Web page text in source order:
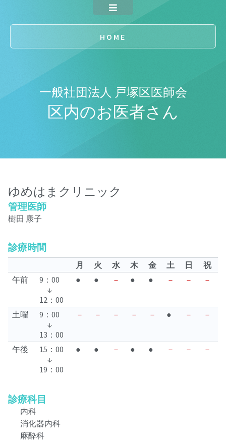
HOME
一般社団法人 戸塚区医師会
区内のお医者さん
ゆめはまクリニック
管理医師
樹田 康子
診療時間
月 火 水 木 金 土 日
祝
午前
9：00
↓
12：00
● ● － ● ● － － －
土曜
9：00
↓
13：00
－ － － － － ● － －
午後
15：00
↓
19：00
● ● － ● ● － － －
診療科目
内科
消化器内科
麻酔科